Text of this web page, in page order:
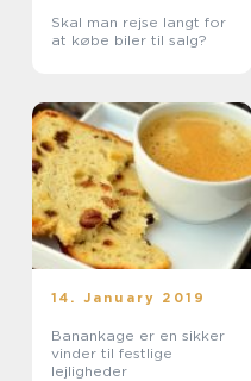
Skal man rejse langt for
at købe biler til salg?
14. January 2019
Banankage er en sikker
vinder til festlige
lejligheder